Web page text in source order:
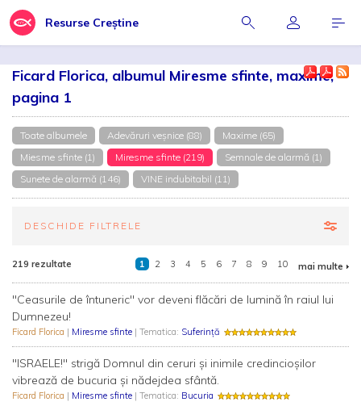
Resurse Creștine
Ficard Florica, albumul Miresme sfinte, maxime,
pagina 1
Toate albumele Adevăruri veşnice (88)
Maxime (65)
Miesme sfinte (1)
Miresme sfinte (219)
Semnale de alarmă (1)
Sunete de alarmă (146)
VINE indubitabil (11)
DESCHIDE FILTRELE
219 rezultate 1 2 3 4 5 6 7 8 9 10 mai multe
"Ceasurile de întuneric" vor deveni flăcări de lumină în raiul lui
Dumnezeu!
Ficard Florica | Miresme sfinte | Tematica: Suferință
"ISRAELE!" strigă Domnul din ceruri şi inimile credincioşilor
vibrează de bucuria şi nădejdea sfântă.
Ficard Florica | Miresme sfinte | Tematica: Bucuria